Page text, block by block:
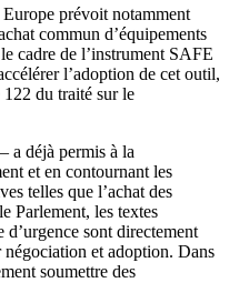
prévoit notamment
commun d’équipements
cadre de l’instrument SAFE
l’adoption de cet outil,
du traité sur le
déjà permis à la
et en contournant les
telles que l’achat des
Parlement, les textes
sont directement
et adoption. Dans
soumettre des